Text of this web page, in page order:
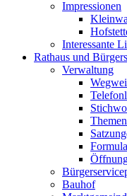
Impressionen
Interessante
Rathaus und
Verwaltung
Bauhof